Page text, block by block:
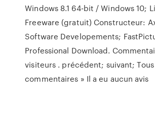
Windows 8.1 64-bit / Windows 10;
Freeware (gratuit) Constructeur:
Software Developements;
Professional Download.
visiteurs . précédent; suivant;
commentaires » Il a eu aucun avis